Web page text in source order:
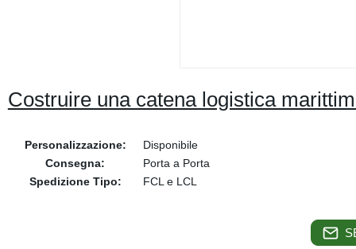
Costruire una catena logistica
Personalizzazione:
Disponibile
Consegna:
Porta a Porta
Spedizione Tipo:
FCL e LCL